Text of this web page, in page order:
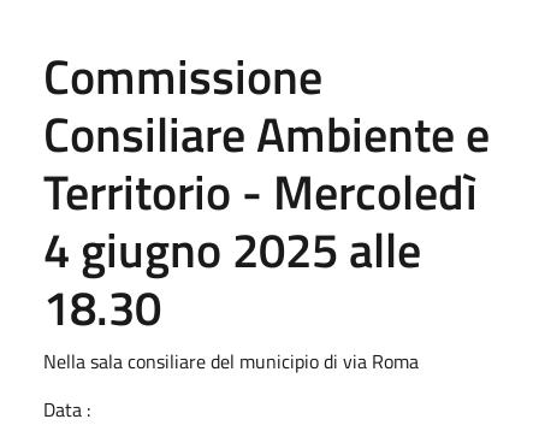
Commissione
Consiliare Ambiente e
Territorio - Mercoledì
4 giugno 2025 alle
18.30
Nella sala consiliare del municipio di via Roma
Data :